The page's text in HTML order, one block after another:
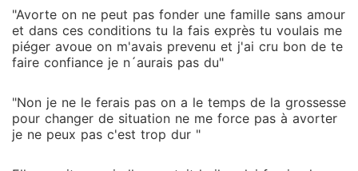
"Avorte on ne peut pas fonder une famille sans amour
et dans ces conditions tu la fais exprès tu voulais me
piéger avoue on m'avais prevenu et j'ai cru bon de te
faire confiance je n´aurais pas du"
"Non je ne le ferais pas on a le temps de la grossesse
pour changer de situation ne me force pas à avorter
je ne peux pas c'est trop dur "